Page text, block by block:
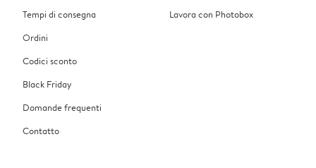
Tempi di consegna
Ordini
Codici sconto
Black Friday
Domande frequenti
Contatto
Lavora con Photobox